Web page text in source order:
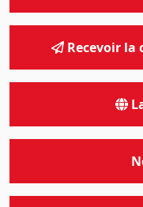
Recevoir la